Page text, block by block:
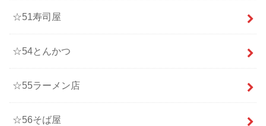
☆51寿司屋
☆54とんかつ
☆55ラーメン店
☆56そば屋